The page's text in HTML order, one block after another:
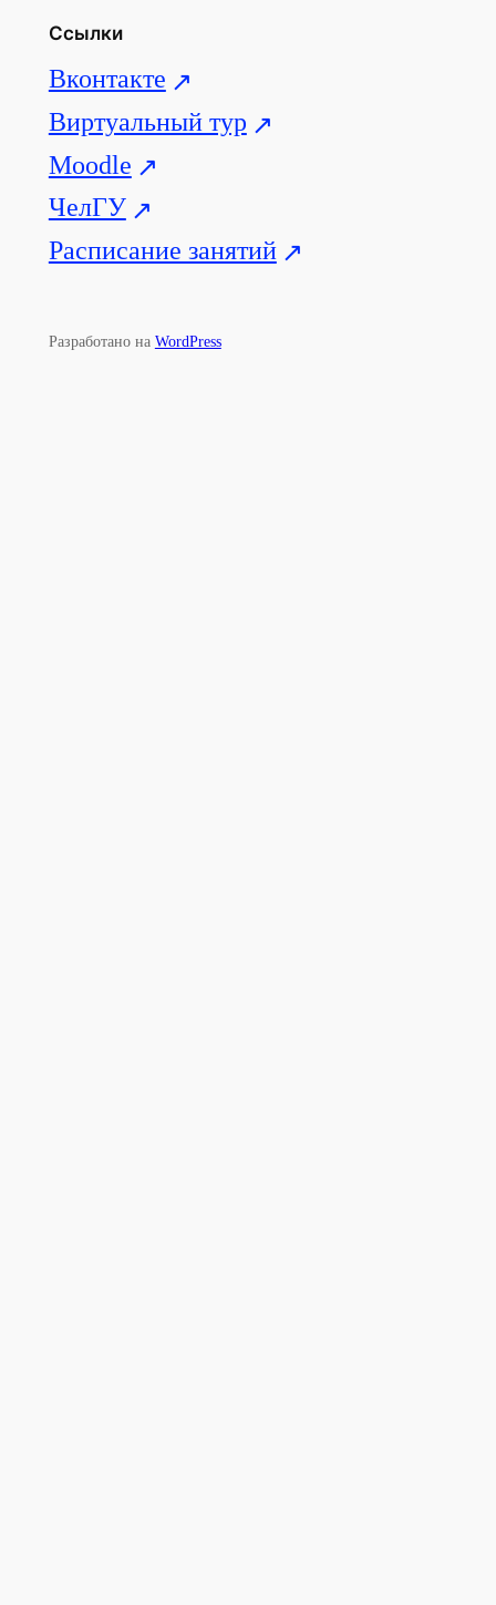
Ссылки
Вконтакте
Виртуальный тур
Moodle
ЧелГУ
Расписание занятий
Разработано на WordPress